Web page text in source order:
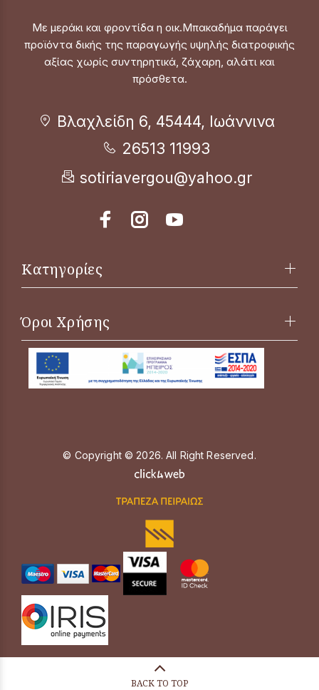
Με μεράκι και φροντίδα η οικ.Μπακαδήμα παράγει
προϊόντα δικής της παραγωγής υψηλής διατροφικής
αξίας χωρίς συντηρητικά, ζάχαρη, αλάτι και
πρόσθετα.
Βλαχλείδη 6, 45444, Ιωάννινα
26513 11993
sotiriavergou@yahoo.gr
Κατηγορίες
Όροι Χρήσης
© Copyright © 2026. All Right Reserved.
BACK TO TOP